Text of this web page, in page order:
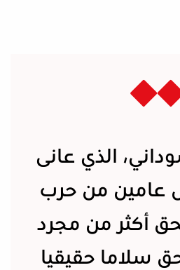
الذي عانى
عامين من حرب
أكثر من مجرد
سلاما حقيقيا